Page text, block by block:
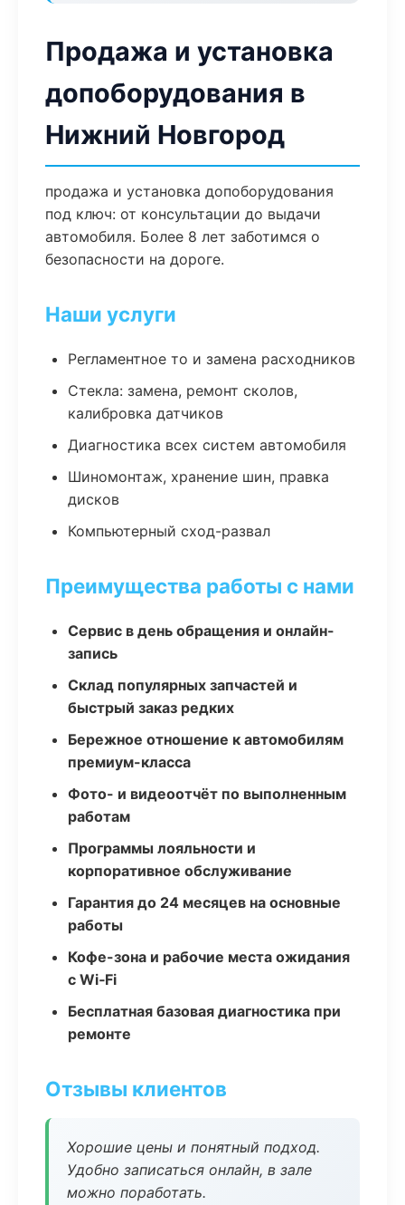
Продажа и установка
допоборудования в
Нижний Новгород
продажа и установка допоборудования
под ключ: от консультации до выдачи
автомобиля. Более 8 лет заботимся о
безопасности на дороге.
Наши услуги
Регламентное то и замена расходников
Стекла: замена, ремонт сколов,
калибровка датчиков
Диагностика всех систем автомобиля
Шиномонтаж, хранение шин, правка
дисков
Компьютерный сход-развал
Преимущества работы с нами
Сервис в день обращения и онлайн-
запись
Склад популярных запчастей и
быстрый заказ редких
Бережное отношение к автомобилям
премиум-класса
Фото- и видеоотчёт по выполненным
работам
Программы лояльности и
корпоративное обслуживание
Гарантия до 24 месяцев на основные
работы
Кофе-зона и рабочие места ожидания
с Wi‑Fi
Бесплатная базовая диагностика при
ремонте
Отзывы клиентов
Хорошие цены и понятный подход.
Удобно записаться онлайн, в зале
можно поработать.